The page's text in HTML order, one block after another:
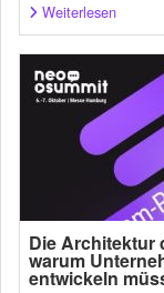
Weiterlesen
Die Architektur
warum
entwickeln